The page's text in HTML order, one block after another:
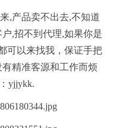
,产品卖不出去,不知道
,招不到代理,如果你是
可以来找我，保证手把
精准客源和工作而烦
yjjykk.